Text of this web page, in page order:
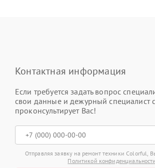
Контактная информация
Если требуется задать вопрос
свои данные и дежурный специалист
проконсультирует Вас!
Отправляя заявку на ремонт техники Colorful,
Политикой конфиденциальности